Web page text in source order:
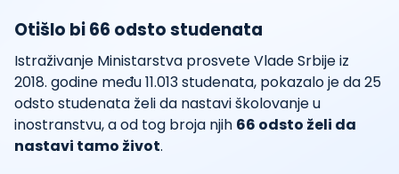
Otišlo bi 66 odsto studenata
Istraživanje Ministarstva prosvete Vlade Srbije iz
2018. godine među 11.013 studenata, pokazalo je da 25
odsto studenata želi da nastavi školovanje u
inostranstvu, a od tog broja njih 66 odsto želi da
nastavi tamo život.